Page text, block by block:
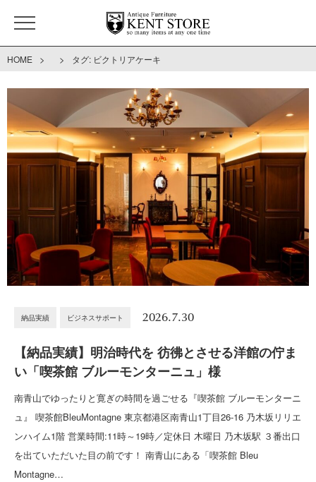
HOME > > タグ: ビクトリアケーキ
納品実績 ビジネスサポート 2026.7.30
【納品実績】明治時代を 彷彿とさせる洋館の佇ま
い「喫茶館 ブルーモンターニュ」様
南青山でゆったりと寛ぎの時間を過ごせる『喫茶館 ブルーモンターニ
ュ』 喫茶館BleuMontagne 東京都港区南青山1丁目26-16 乃木坂リリエ
ンハイム1階 営業時間:11時～19時／定休日 木曜日 乃木坂駅 ３番出口
を出ていただいた目の前です！ 南青山にある「喫茶館 Bleu
Montagne…